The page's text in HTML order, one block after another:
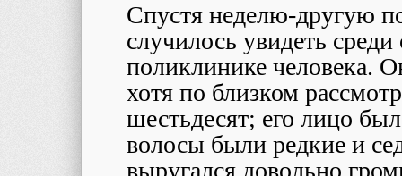
Спустя неделю-другую
случилось увидеть
поликлинике человека.
хотя по близком
шестьдесят; его лицо
волосы были редкие и
выругался довольно